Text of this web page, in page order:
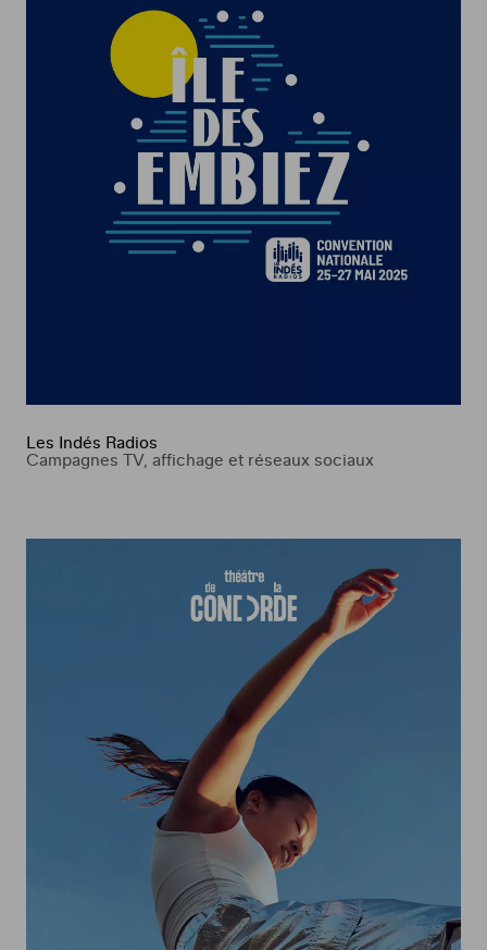
Les Indés Radios
Campagnes TV, affichage et réseaux sociaux